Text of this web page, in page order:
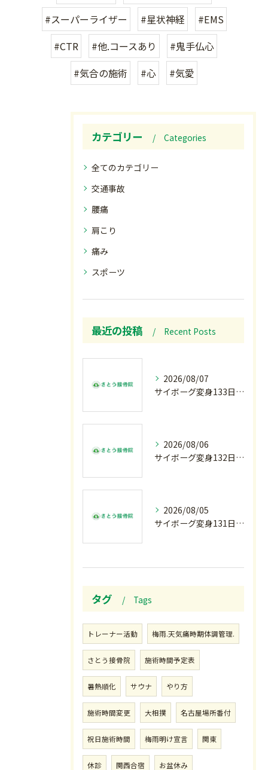
#スーパーライザー #星状神経
#EMS
#CTR
#他.コースあり
#鬼手仏心
#気合の施術
#心 #気愛
カテゴリー Categories
全てのカテゴリー
交通事故
腰痛
肩こり
痛み
スポーツ
最近の投稿 Recent Posts
2026/08/07
サイボーグ変身133日目.広島.原爆.81年.インターハイ初日.金曜の朝〜
2026/08/06
サイボーグ変身132日目.お知らせ.和歌山.インターハイ.柔道開幕…木曜の朝〜
2026/08/05
サイボーグ変身131日目.甲子園開幕.日曜.リラクゼーション柔.水曜の朝〜
タグ Tags
トレーナー活動 梅雨.天気痛時期体調管理.
さとう接骨院 施術時間予定表
暑熱順化 サウナ やり方
施術時間変更 大相撲 名古屋場所番付
祝日施術時間 梅雨明け宣言 関東
休診 関西合宿 お盆休み